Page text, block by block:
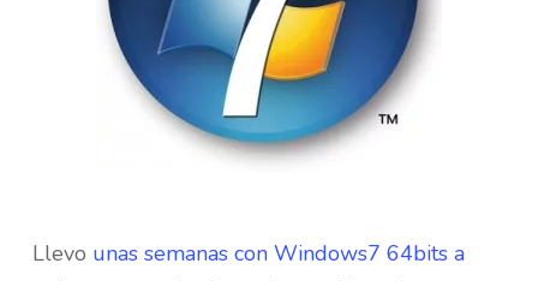
Llevo unas semanas con Windows7 64bits a